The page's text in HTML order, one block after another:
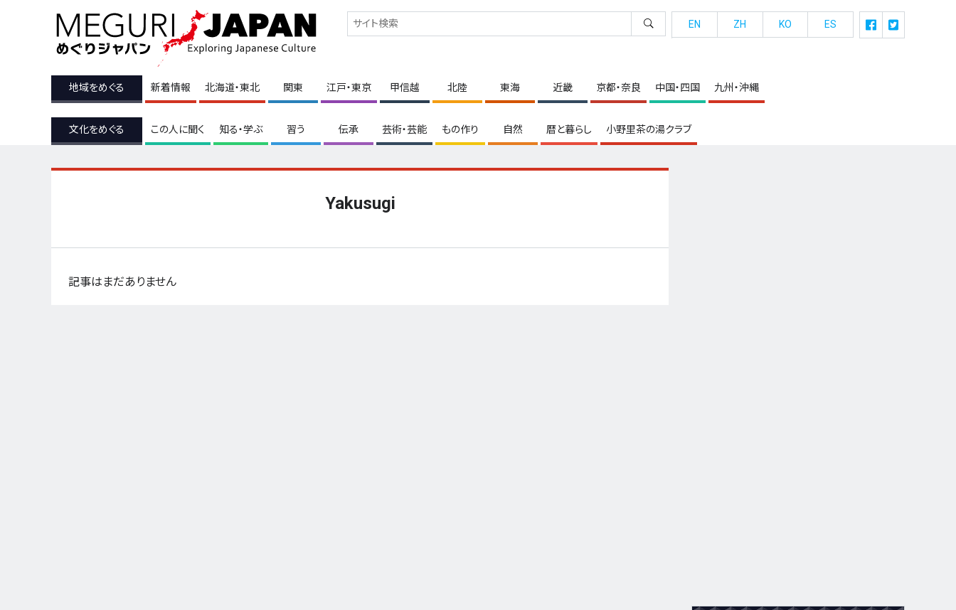
地域をめぐる 新着情報 北海道・東北 関東 江戸・東京 甲信越 北陸 東海 近畿 京都・奈良 中国・四国 九州・沖縄
文化をめぐる この人に聞く 知る・学ぶ 習う 伝承 芸術・芸能 もの作り 自然 暦と暮らし 小野里茶の湯クラブ
EN ZH KO ES
Yakusugi
記事はまだありません